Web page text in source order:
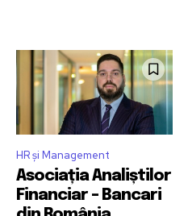
HR și Management
Asociația Analiștilor
Financiar – Bancari